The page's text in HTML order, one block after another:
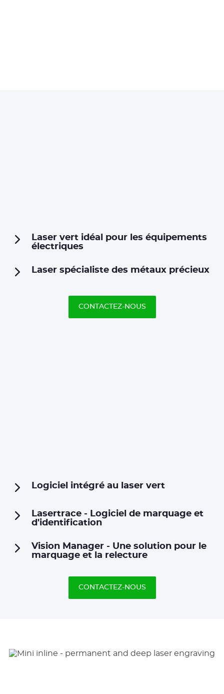
Laser vert idéal pour les équipements
électriques
Laser spécialiste des métaux précieux
CONTACTEZ-NOUS
Logiciel intégré au laser vert
Lasertrace - Logiciel de marquage et
d'identification
Vision Manager - Une solution pour le
marquage et la relecture
CONTACTEZ-NOUS